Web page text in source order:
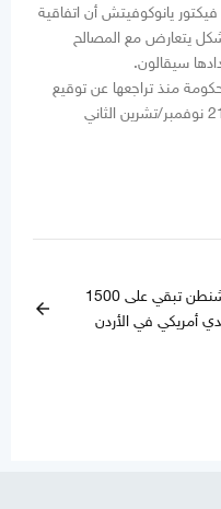
يانوكوفيتش أن اتفاقية
بشكل يتعارض مع المصالح
سيقالون.
منذ تراجعها عن توقيع
اتفاقية الشراكة مع الاتحاد الأوروبي في 21 نوفمبر/تشرين الثاني
واشنطن تبقي على 1500
أمريكي في الأردن
arrow_back